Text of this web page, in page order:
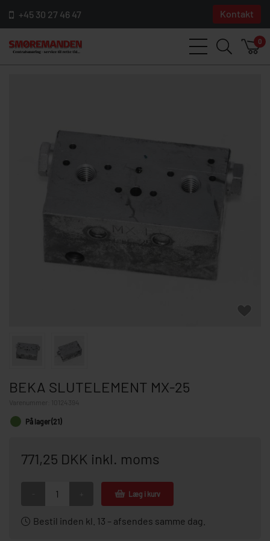
+45 30 27 46 47 Kontakt
0
BEKA SLUTELEMENT MX-25
10124394
På lager (21)
771,25 DKK inkl. moms
Læg i kurv
Bestil inden kl. 13 – afsendes samme dag.